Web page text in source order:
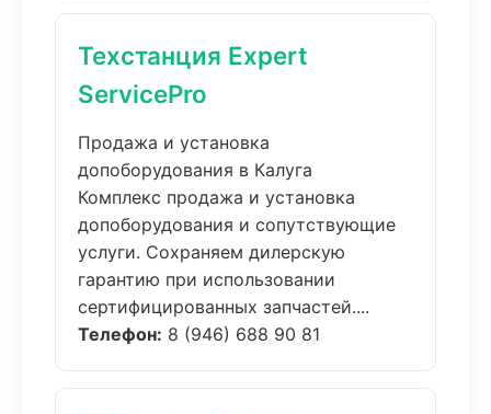
Техстанция Expert
ServicePro
Продажа и установка
допоборудования в Калуга
Комплекс продажа и установка
допоборудования и сопутствующие
услуги. Сохраняем дилерскую
гарантию при использовании
сертифицированных запчастей....
Телефон: 8 (946) 688 90 81